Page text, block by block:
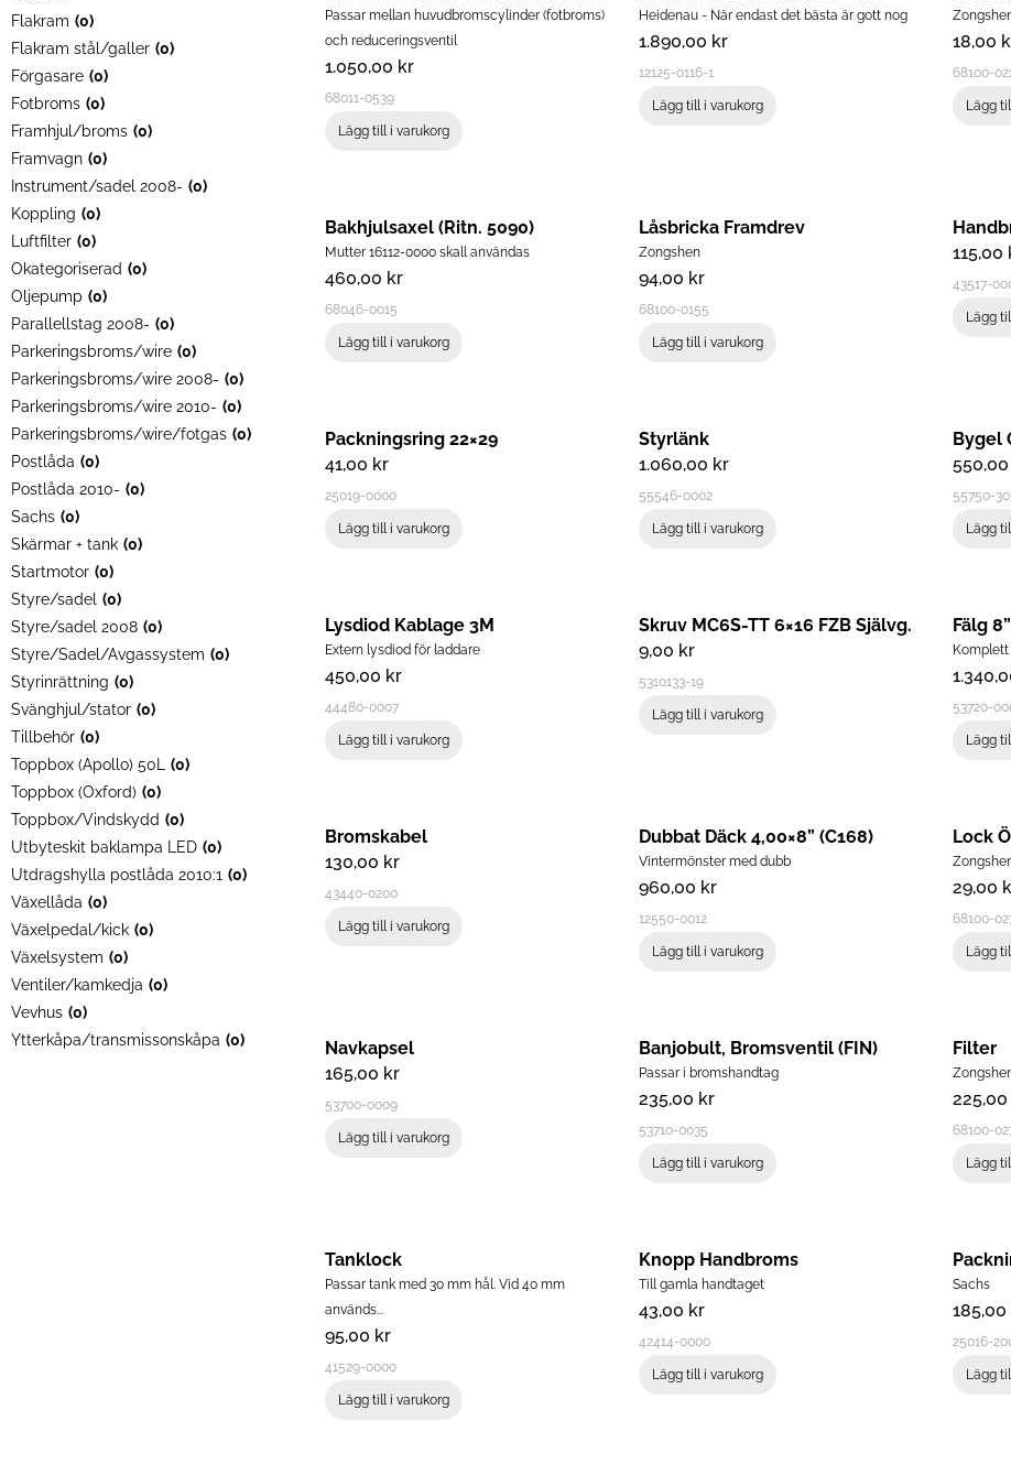
Flakram (0)
Flakram stål/galler (0)
Förgasare (0)
Fotbroms (0)
Framhjul/broms (0)
Framvagn (0)
Instrument/sadel 2008- (0)
Koppling (0)
Luftfilter (0)
Okategoriserad (0)
Oljepump (0)
Parallellstag 2008- (0)
Parkeringsbroms/wire (0)
Parkeringsbroms/wire 2008- (0)
Parkeringsbroms/wire 2010- (0)
Parkeringsbroms/wire/fotgas (0)
Postlåda (0)
Postlåda 2010- (0)
Sachs (0)
Skärmar + tank (0)
Startmotor (0)
Styre/sadel (0)
Styre/sadel 2008 (0)
Styre/Sadel/Avgassystem (0)
Styrinrättning (0)
Svänghjul/stator (0)
Tillbehör (0)
Toppbox (Apollo) 50L
(0)
Toppbox (Oxford) (0)
Toppbox/Vindskydd (0)
Utbyteskit baklampa LED (0)
Utdragshylla postlåda 2010:1 (0)
Växellåda (0)
Växelpedal/kick (0)
Växelsystem (0)
Ventiler/kamkedja (0)
Vevhus (0)
Ytterkåpa/transmissonskåpa (0)
68011-0539
1.050,00 kr
Passar mellan huvudbromscylinder (fotbroms)
och reduceringsventil
Lägg till i varukorg
12125-0116-1
1.890,00 kr
Heidenau - När endast det bästa är gott nog
Lägg till i varukorg
68100-
18,00
Lägg
68046-0015
Bakhjulsaxel (Ritn. 5090)
460,00 kr
Mutter 16112-0000 skall användas
Lägg till i varukorg
68100-0155
Låsbricka Framdrev
94,00 kr
Zongshen
Lägg till i varukorg
43517-
115,00
Lägg
25019-0000
Packningsring 22×29
41,00 kr
Lägg till i varukorg
55546-0002
Styrlänk
1.060,00 kr
Lägg till i varukorg
55750-
Bygel
550,00
Lägg
44480-0007
Lysdiod Kablage 3M
450,00 kr
Extern lysdiod för laddare
Lägg till i varukorg
5310133-19
Skruv MC6S-TT 6×16 FZB Självg.
9,00 kr
Lägg till i varukorg 53720-
Lägg
43440-0200
Bromskabel
130,00 kr
Lägg till i varukorg 12550-0012
Dubbat Däck 4,00×8” (C168)
960,00 kr
Vintermönster med dubb
Lägg till i varukorg
68100-
Lock
29,00
Lägg
53700-0009
Navkapsel
165,00 kr
Lägg till i varukorg 53710-0035
Banjobult, Bromsventil (FIN)
235,00 kr
Passar i bromshandtag
Lägg till i varukorg
68100-
Filter
225,00
Lägg
41529-0000
Tanklock
95,00 kr
Passar tank med 30 mm hål. Vid 40 mm
används...
Lägg till i varukorg
42414-0000
Knopp Handbroms
43,00 kr
Till gamla handtaget
Lägg till i varukorg
25016-
185,00
Sachs
Lägg